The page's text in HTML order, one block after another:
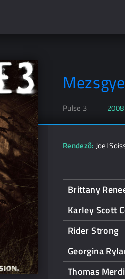
Pulse 3 2008
Rendező: Joel
Brittany
Karley Scott
Rider Strong
Georgina
Thomas